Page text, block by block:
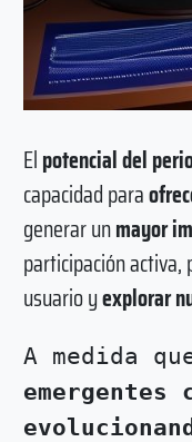
Elpotencial del
capacidad para
generar unmayor
participación
usuario yexplorar
A medida
emergentes